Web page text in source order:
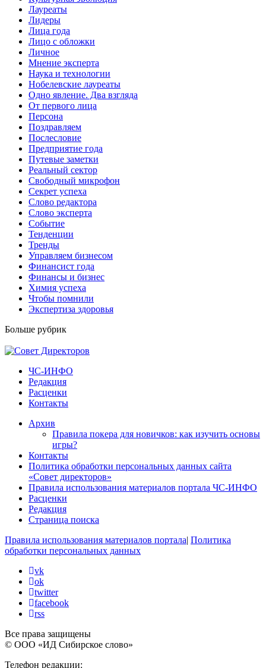
Лауреаты
Лидеры
Лица года
Лицо с обложки
Личное
Мнение эксперта
Наука и технологии
Нобелевские лауреаты
Одно явление. Два взгляда
От первого лица
Персона
Поздравляем
Послесловие
Предприятие года
Путевые заметки
Реальный сектор
Свободный микрофон
Секрет успеха
Слово редактора
Слово эксперта
Событие
Тенденции
Тренды
Управляем бизнесом
Финансист года
Финансы и бизнес
Химия успеха
Чтобы помнили
Экспертиза здоровья
Больше рубрик
ЧС-ИНФО
Редакция
Расценки
Контакты
Архив
Правила покера для новичков: как изучить основы
игры?
Контакты
Политика обработки персональных данных сайта
«Совет директоров»
Правила использования материалов портала ЧС-ИНФО
Расценки
Редакция
Страница поиска
Правила использования материалов портала| Политика
обработки персональных данных
vk
ok
twitter
facebook
rss
Все права защищены
© ООО «ИД Сибирское слово»
Телефон редакции: